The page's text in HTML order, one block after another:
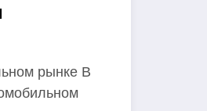
рынке В